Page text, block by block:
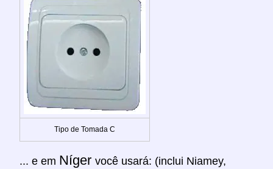
Tipo de Tomada C
... e em Níger você usará: (inclui Niamey,